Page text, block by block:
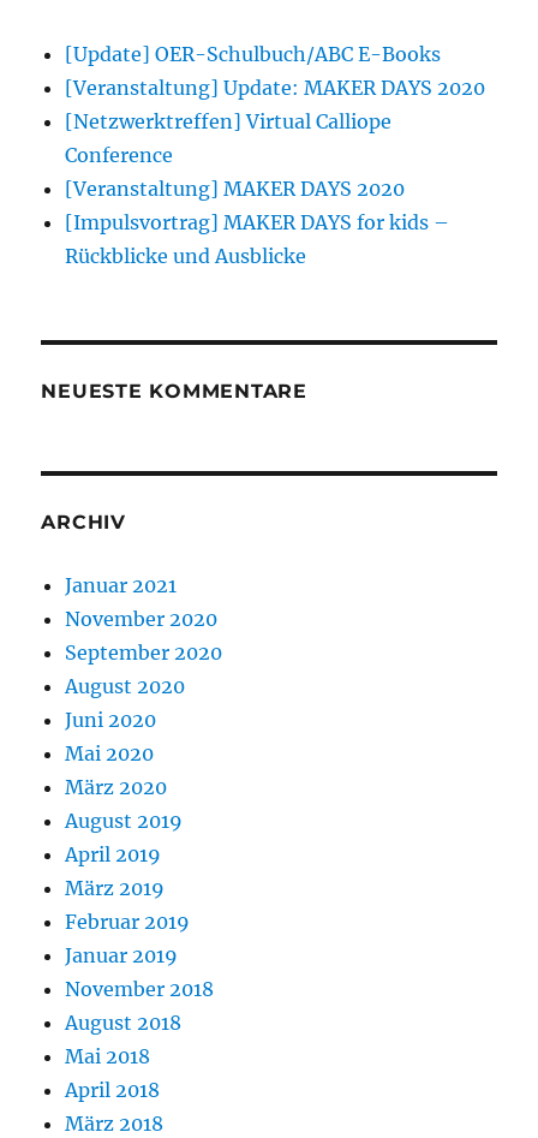
[Update] OER-Schulbuch/ABC E-Books
[Veranstaltung] Update: MAKER DAYS 2020
[Netzwerktreffen] Virtual Calliope
Conference
[Veranstaltung] MAKER DAYS 2020
[Impulsvortrag] MAKER DAYS for kids –
Rückblicke und Ausblicke
NEUESTE KOMMENTARE
ARCHIV
Januar 2021
November 2020
September 2020
August 2020
Juni 2020
Mai 2020
März 2020
August 2019
April 2019
März 2019
Februar 2019
Januar 2019
November 2018
August 2018
Mai 2018
April 2018
März 2018